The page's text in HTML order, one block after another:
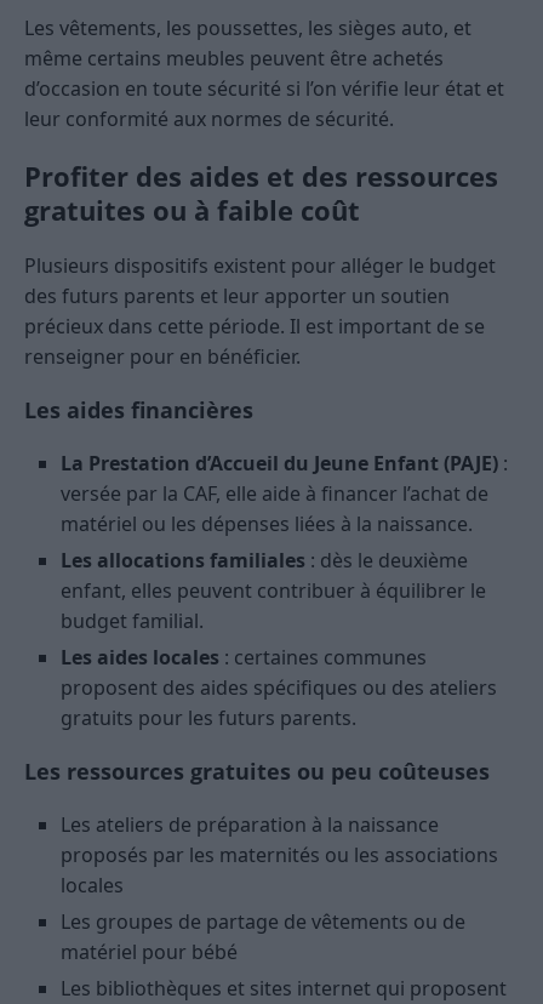
Les vêtements, les poussettes, les sièges auto, et
même certains meubles peuvent être achetés
d’occasion en toute sécurité si l’on vérifie leur état et
leur conformité aux normes de sécurité.
Profiter des aides et des ressources
gratuites ou à faible coût
Plusieurs dispositifs existent pour alléger le budget
des futurs parents et leur apporter un soutien
précieux dans cette période. Il est important de se
renseigner pour en bénéficier.
Les aides financières
La Prestation d’Accueil du Jeune Enfant (PAJE) :
versée par la CAF, elle aide à financer l’achat de
matériel ou les dépenses liées à la naissance.
Les allocations familiales : dès le deuxième
enfant, elles peuvent contribuer à équilibrer le
budget familial.
Les aides locales : certaines communes
proposent des aides spécifiques ou des ateliers
gratuits pour les futurs parents.
Les ressources gratuites ou peu coûteuses
Les ateliers de préparation à la naissance
proposés par les maternités ou les associations
locales
Les groupes de partage de vêtements ou de
matériel pour bébé
Les bibliothèques et sites internet qui proposent